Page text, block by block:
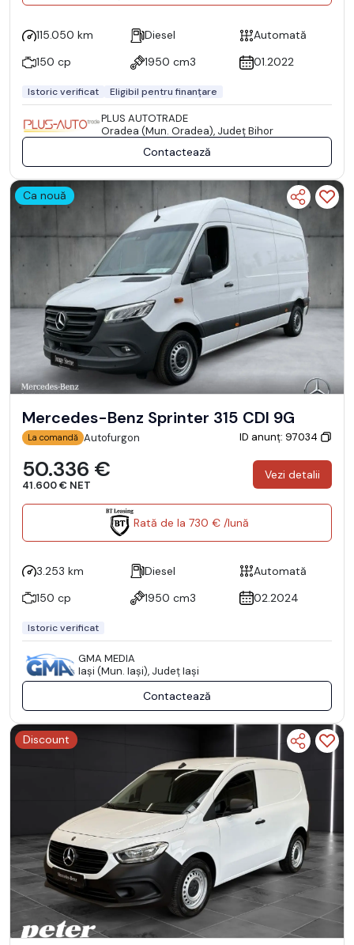
115.050 km Diesel
Automată
150 cp
1950 cm3 01.2022
Istoric verificat Eligibil pentru finanțare
PLUS AUTOTRADE
Oradea (Mun. Oradea), Județ Bihor
Contactează
Ca nouă
Mercedes-Benz Sprinter 315 CDI 9G
La comandă Autofurgon ID anunț: 97034
50.336 €
41.600 € NET
Vezi detalii
Rată de la 730 € /lună
3.253 km Diesel
Automată
150 cp
1950 cm3 02.2024
Istoric verificat
GMA MEDIA
Iaşi (Mun. Iaşi), Județ Iaşi
Contactează
Discount